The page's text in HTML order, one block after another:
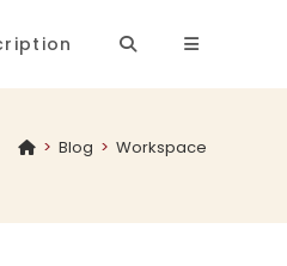
> Blog > Workspace